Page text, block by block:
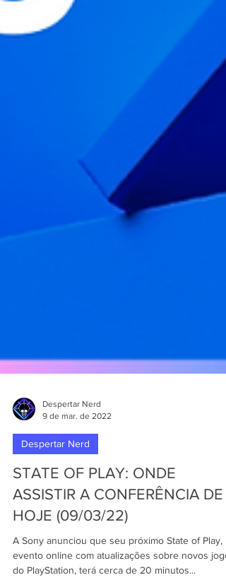
9 de mar. de 2022
Despertar Nerd
STATE OF PLAY: ONDE
ASSISTIR A CONFERÊNCIA DE
HOJE (09/03/22)
A Sony anunciou que seu próximo State of Play,
evento online com atualizações sobre novos